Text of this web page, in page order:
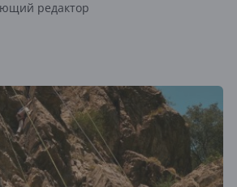
редактор